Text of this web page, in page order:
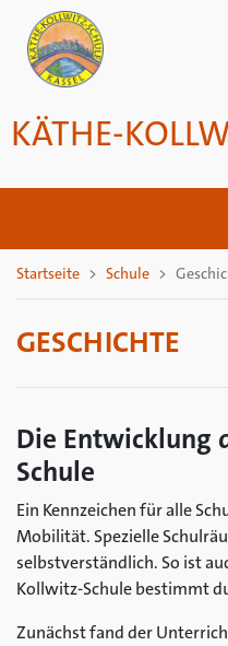
KÄTHE-
Startseite Schule
GESCHICHTE
Die Entwicklung
Schule
Ein Kennzeichen für alle
Mobilität. Spezielle
selbstverständlich. So ist
Kollwitz-Schule bestimmt
Zunächst fand der